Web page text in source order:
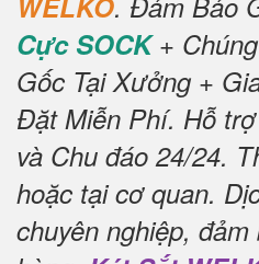
Cực SOCK+
Gốc Tại Xưởng +
Đặt Miễn Phí. Hỗ
và Chu đáo 24/24.
hoặc tại cơ quan.
chuyên nghiệp,